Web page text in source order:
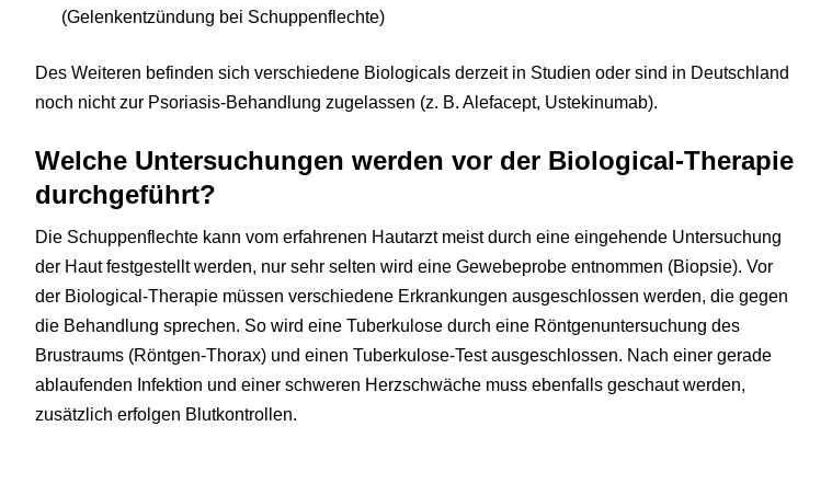
(Gelenkentzündung bei Schuppenflechte)
Des Weiteren befinden sich verschiedene Biologicals derzeit in Studien oder sind in Deutschland
noch nicht zur Psoriasis-Behandlung zugelassen (z. B. Alefacept, Ustekinumab).
Welche Untersuchungen werden vor der Biological-Therapie
durchgeführt?
Die Schuppenflechte kann vom erfahrenen Hautarzt meist durch eine eingehende Untersuchung
der Haut festgestellt werden, nur sehr selten wird eine Gewebeprobe entnommen (Biopsie). Vor
der Biological-Therapie müssen verschiedene Erkrankungen ausgeschlossen werden, die gegen
die Behandlung sprechen. So wird eine Tuberkulose durch eine Röntgenuntersuchung des
Brustraums (Röntgen-Thorax) und einen Tuberkulose-Test ausgeschlossen. Nach einer gerade
ablaufenden Infektion und einer schweren Herzschwäche muss ebenfalls geschaut werden,
zusätzlich erfolgen Blutkontrollen.